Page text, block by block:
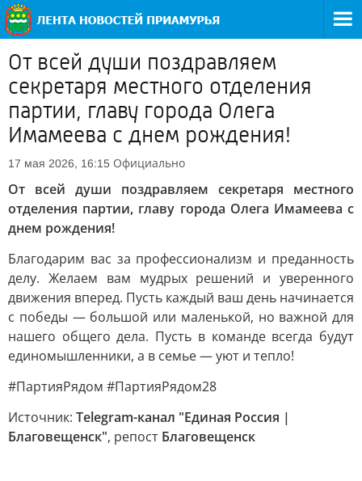
От всей души поздравляем
секретаря местного отделения
партии, главу города Олега
Имамеева с днем рождения!
17 мая 2026, 16:15 Официально
От всей души поздравляем секретаря местного
отделения партии, главу города Олега Имамеева с
днем рождения!
Благодарим вас за профессионализм и преданность
делу. Желаем вам мудрых решений и уверенного
движения вперед. Пусть каждый ваш день начинается
с победы — большой или маленькой, но важной для
нашего общего дела. Пусть в команде всегда будут
единомышленники, а в семье — уют и тепло!
#ПартияРядом #ПартияРядом28
Источник: Telegram-канал "Единая Россия |
Благовещенск", репост Благовещенск